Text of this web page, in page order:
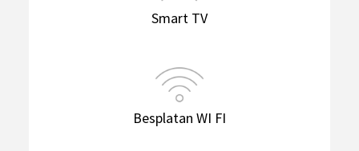
Smart TV
Besplatan WI FI